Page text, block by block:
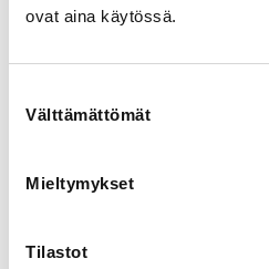
ovat aina käytössä.
valinta
Välttämättömät
Mieltymykset
Tilastot
bca6-f9326e36c10c
Järvenpään uimahalli